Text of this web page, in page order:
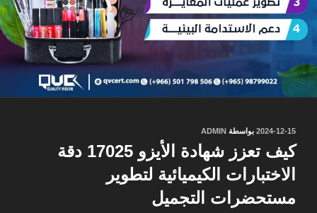
نُشر
في
2024-12-15 بواسطة ADMIN
كيف تعزز شهادة الأيزو 17025 دقة
الاختبارات الكيميائية لتطوير
مستحضرات التجميل